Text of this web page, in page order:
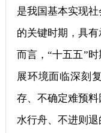
是我国基本实现
的关键时期，具
而言，“十五五”
展环境面临深刻
存、不确定难预
水行舟、不进则